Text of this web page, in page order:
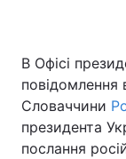
В Офісі
повідомлення
Словаччини
президента
послання